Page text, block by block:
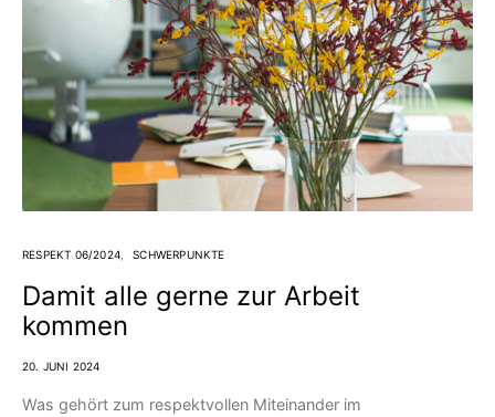
RESPEKT 06/2024 SCHWERPUNKTE
Damit alle gerne zur Arbeit
kommen
20. JUNI 2024
Was gehört zum respektvollen Miteinander im